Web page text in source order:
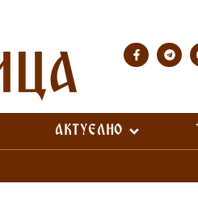
АКТУЕЛНО